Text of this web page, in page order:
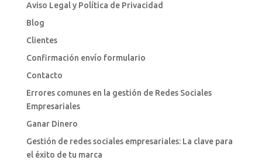
Aviso Legal y Política de Privacidad
Blog
Clientes
Confirmación envío formulario
Contacto
Errores comunes en la gestión de Redes Sociales
Empresariales
Ganar Dinero
Gestión de redes sociales empresariales: La clave para
el éxito de tu marca